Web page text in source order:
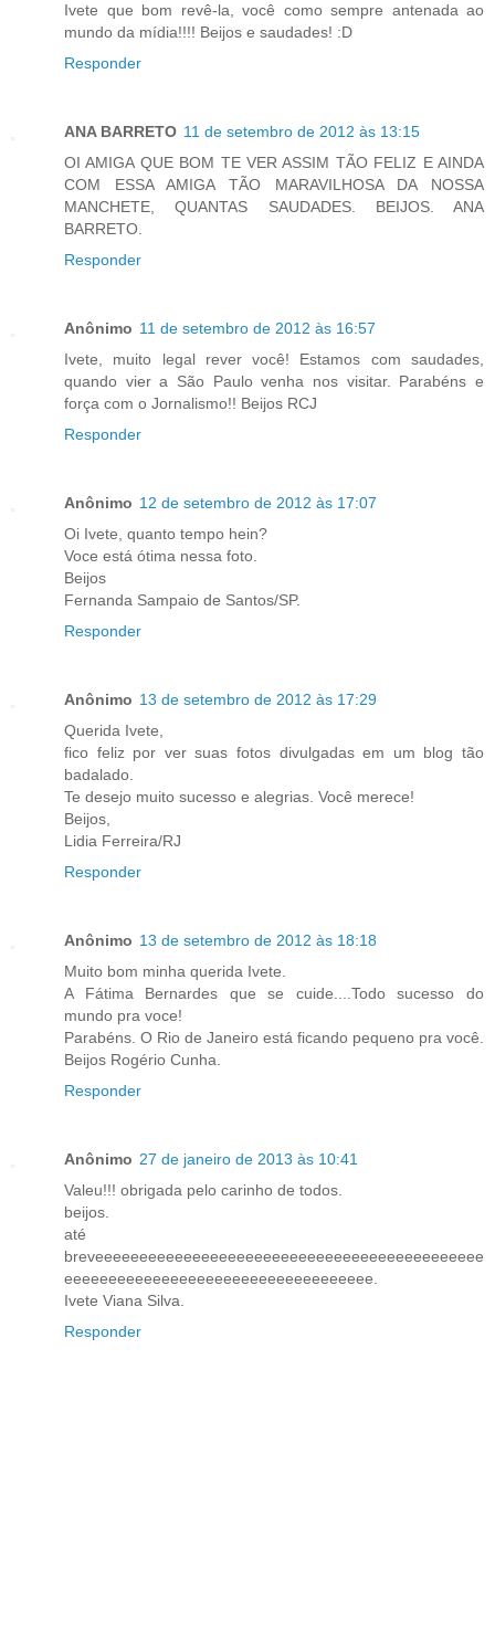
Ivete que bom revê-la, você como sempre antenada ao
mundo da mídia!!!! Beijos e saudades! :D
Responder
ANA BARRETO 11 de setembro de 2012 às 13:15
OI AMIGA QUE BOM TE VER ASSIM TÃO FELIZ E AINDA
COM ESSA AMIGA TÃO MARAVILHOSA DA NOSSA
MANCHETE, QUANTAS SAUDADES. BEIJOS. ANA
BARRETO.
Responder
Anônimo 11 de setembro de 2012 às 16:57
Ivete, muito legal rever você! Estamos com saudades,
quando vier a São Paulo venha nos visitar. Parabéns e
força com o Jornalismo!! Beijos RCJ
Responder
Anônimo 12 de setembro de 2012 às 17:07
Oi Ivete, quanto tempo hein?
Voce está ótima nessa foto.
Beijos
Fernanda Sampaio de Santos/SP.
Responder
Anônimo 13 de setembro de 2012 às 17:29
Querida Ivete,
fico feliz por ver suas fotos divulgadas em um blog tão
badalado.
Te desejo muito sucesso e alegrias. Você merece!
Beijos,
Lidia Ferreira/RJ
Responder
Anônimo 13 de setembro de 2012 às 18:18
Muito bom minha querida Ivete.
A Fátima Bernardes que se cuide....Todo sucesso do
mundo pra voce!
Parabéns. O Rio de Janeiro está ficando pequeno pra você.
Beijos Rogério Cunha.
Responder
Anônimo 27 de janeiro de 2013 às 10:41
Valeu!!! obrigada pelo carinho de todos.
beijos.
até
breveeeeeeeeeeeeeeeeeeeeeeeeeeeeeeeeeeeeeeeeeeee
eeeeeeeeeeeeeeeeeeeeeeeeeeeeeeeeeee.
Ivete Viana Silva.
Responder